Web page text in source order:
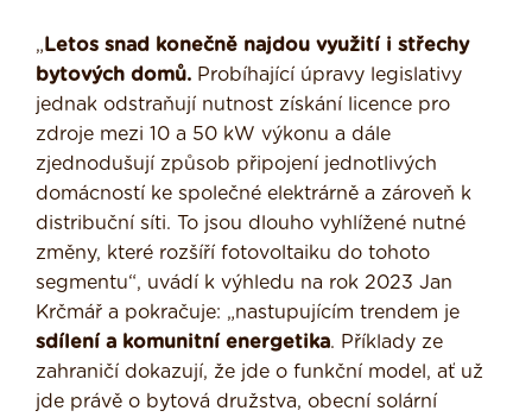
„Letos snad konečně najdou využití i střechy
bytových domů. Probíhající úpravy legislativy
jednak odstraňují nutnost získání licence pro
zdroje mezi 10 a 50 kW výkonu a dále
zjednodušují způsob připojení jednotlivých
domácností ke společné elektrárně a zároveň k
distribuční síti. To jsou dlouho vyhlížené nutné
změny, které rozšíří fotovoltaiku do tohoto
segmentu“, uvádí k výhledu na rok 2023 Jan
Krčmář a pokračuje: „nastupujícím trendem je
sdílení a komunitní energetika. Příklady ze
zahraničí dokazují, že jde o funkční model, ať už
jde právě o bytová družstva, obecní solární